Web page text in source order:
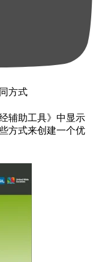
方式
辅助工具》中显示
方式来创建一个优